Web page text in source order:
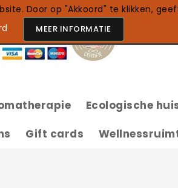
Door op "Akkoord" te klikken,
MEER INFORMATIE
Ecologische
Gift cards